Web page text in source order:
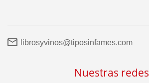
librosyvinos@tiposinfames.com
Nuestras redes